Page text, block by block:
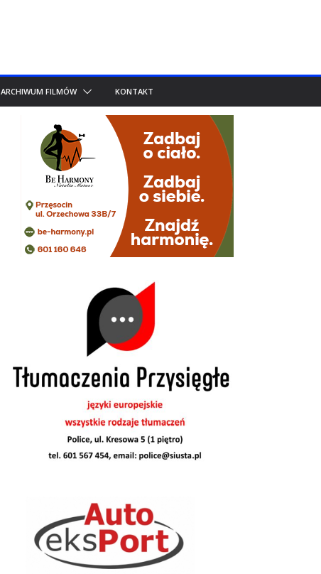
ARCHIWUM FILMÓW KONTAKT